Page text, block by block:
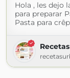
Hola , les dejo
para preparar
Pasta para